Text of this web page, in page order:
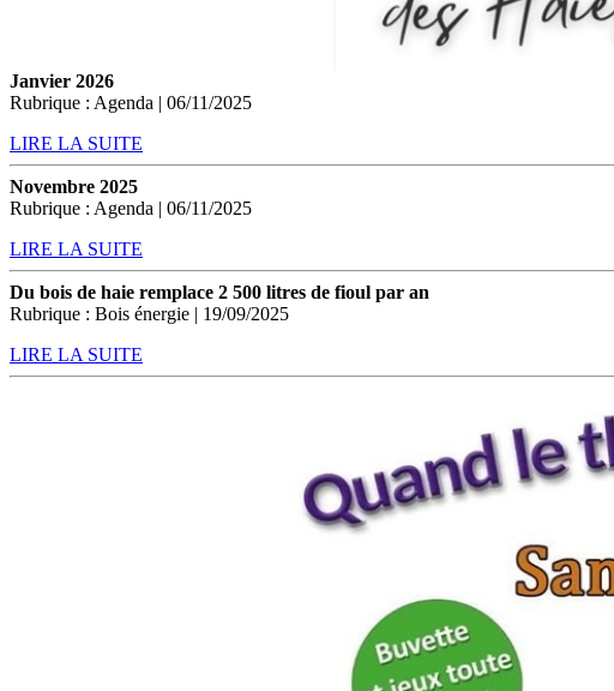
Janvier 2026
Rubrique : Agenda | 06/11/2025
LIRE LA SUITE
Novembre 2025
Rubrique : Agenda | 06/11/2025
LIRE LA SUITE
Du bois de haie remplace 2 500 litres de fioul par an
Rubrique : Bois énergie | 19/09/2025
LIRE LA SUITE